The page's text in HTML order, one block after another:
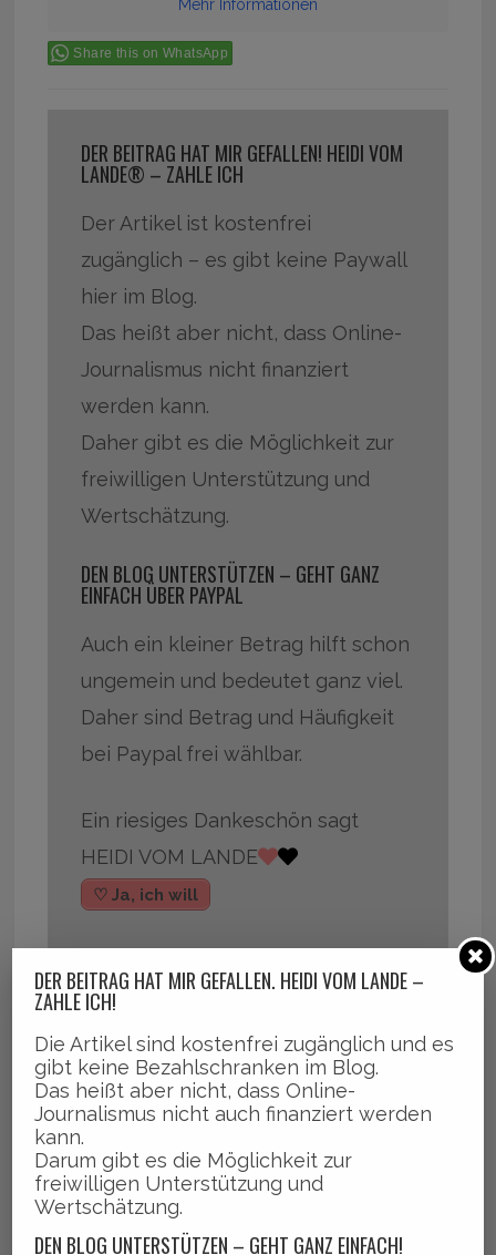
Mehr Informationen
Share this on WhatsApp
DER BEITRAG HAT MIR GEFALLEN! HEIDI VOM
LANDE® – ZAHLE ICH
Der Artikel ist kostenfrei
zugänglich – es gibt keine Paywall
hier im Blog.
Das heißt aber nicht, dass Online-
Journalismus nicht finanziert
werden kann.
Daher gibt es die Möglichkeit zur
freiwilligen Unterstützung und
Wertschätzung.
DEN BLOG UNTERSTÜTZEN – GEHT GANZ
EINFACH ÜBER PAYPAL
Auch ein kleiner Betrag hilft schon
ungemein und bedeutet ganz viel.
Daher sind Betrag und Häufigkeit
bei Paypal frei wählbar.
Ein riesiges Dankeschön sagt
HEIDI VOM LANDE
♡ Ja, ich will
2017,Access Icarus,Alexander Knappe,Bands,Bergedo
rf Blog,Festival,Geesthacht,Musiker,Rockbi ,
lse, Tipps, Veranstaltungen,Xfactor
DER BEITRAG HAT MIR GEFALLEN. HEIDI VOM LANDE –
ZAHLE ICH!
Die Artikel sind kostenfrei zugänglich und es
gibt keine Bezahlschranken im Blog.
Das heißt aber nicht, dass Online-
Journalismus nicht auch finanziert werden
kann.
Darum gibt es die Möglichkeit zur
freiwilligen Unterstützung und
Wertschätzung.
DEN BLOG UNTERSTÜTZEN – GEHT GANZ EINFACH!